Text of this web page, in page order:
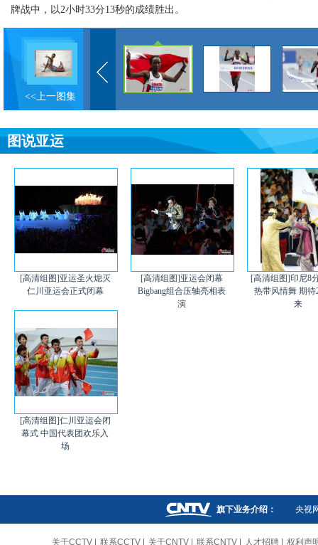
牌战中，以2小时33分13秒的成绩胜出。
<<上一图集
图说亚运
[高清组图]亚运圣火熄灭
仁川亚运会正式闭幕
[高清组图]亚运会闭幕
Bigbang组合压轴亮相表
演
[高清组图]印尼8
热带风情舞 期待
来
[高清组图]仁川亚运会闭
幕式 中国代表团欢乐入
场
旗下业务介绍： 央视
关于CCTV 联系CCTV 关于CNTV 联系CNTV 人才招聘 权利声